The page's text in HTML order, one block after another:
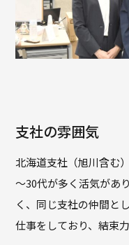
支社の雰囲気
北海道支社（旭川含む
～30代が多く活気があ
く、同じ支社の仲間と
仕事をしており、結束